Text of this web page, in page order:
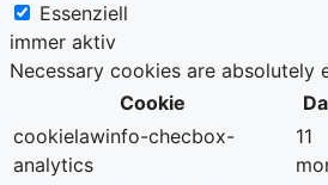
Essenziell
immer aktiv
Necessary cookies are
Cookie
cookielawinfo-checbox-
analytics
11